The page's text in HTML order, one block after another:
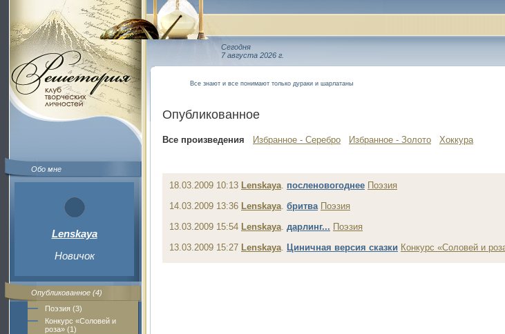
Обо мне
Lenskaya
Новичок
Опубликованное (4)
Поэзия (3)
Конкурс «Соловей и
роза» (1)
Сегодня
7 августа 2026 г.
Все знают и все понимают только дураки и шарлатаны
Опубликованное
Все произведения Избранное - Серебро Избранное - Золото Хоккура
18.03.2009 10:13 Lenskaya. посленовогоднее Поэзия
14.03.2009 13:36 Lenskaya. бритва Поэзия
13.03.2009 15:54 Lenskaya. дарлинг... Поэзия
13.03.2009 15:27 Lenskaya. Циничная версия сказки Конкурс «Соловей и